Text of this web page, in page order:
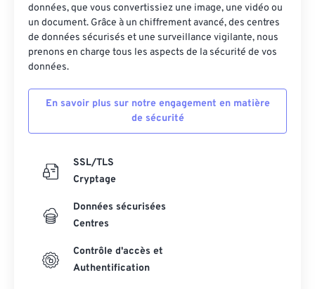
données, que vous convertissiez une image, une vidéo ou
un document. Grâce à un chiffrement avancé, des centres
de données sécurisés et une surveillance vigilante, nous
prenons en charge tous les aspects de la sécurité de vos
données.
En savoir plus sur notre engagement en matière
de sécurité
SSL/TLS
Cryptage
Données sécurisées
Centres
Contrôle d'accès et
Authentification